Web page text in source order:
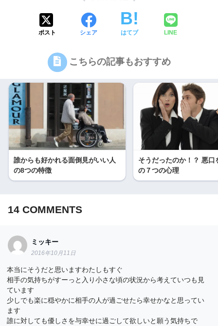
ポスト シェア はてブ LINE
こちらの記事もおすすめ
誰からも好かれる面倒見がいい人
の8つの特徴
そうだったのか！？ 悪口
の７つの心理
14COMMENTS
ミッキー
2016年10月11日
本当にそうだと思いますわたしもすぐ
相手の気持ちがすーっと入り小さな頃の状況から考えていつも見
ています
少しでも楽に穏やかに相手の人が過ごせたら幸せかなと思ってい
ます
誰に対しても優しさを与幸せに過ごして欲しいと願う気持ちで